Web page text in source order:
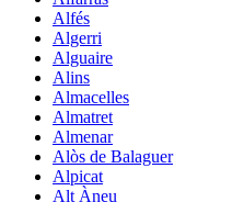
Alfés
Algerri
Alguaire
Alins
Almacelles
Almatret
Almenar
Alòs de Balaguer
Alpicat
Alt Àneu